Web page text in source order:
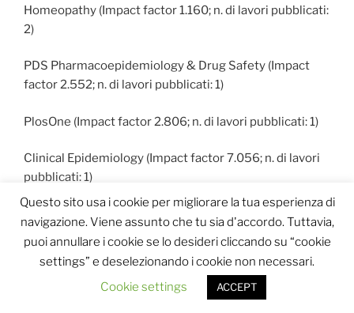
Homeopathy (Impact factor 1.160; n. di lavori pubblicati:
2)
PDS Pharmacoepidemiology & Drug Safety (Impact
factor 2.552; n. di lavori pubblicati: 1)
PlosOne (Impact factor 2.806; n. di lavori pubblicati: 1)
Clinical Epidemiology (Impact factor 7.056; n. di lavori
pubblicati: 1)
Health Economics Review (Impact factor non noto; n. di
lavori pubblicati: 1)
BMC Complementary Alternative (Impact factor non
noto; n. di lavori pubblicati: 1)
Questo sito usa i cookie per migliorare la tua esperienza di
navigazione. Viene assunto che tu sia d'accordo. Tuttavia,
puoi annullare i cookie se lo desideri cliccando su “cookie
settings” e deselezionando i cookie non necessari.
Cookie settings
ACCEPT